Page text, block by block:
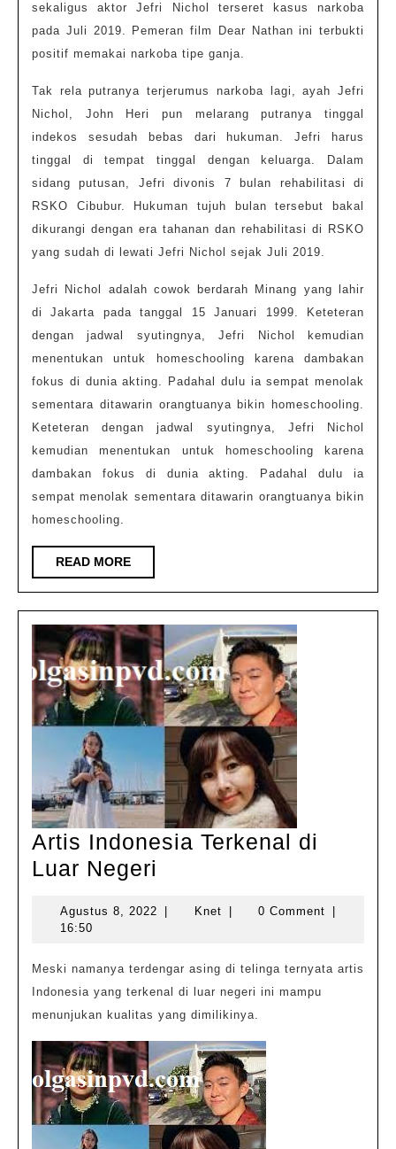
sekaligus aktor Jefri Nichol terseret kasus narkoba
pada Juli 2019. Pemeran film Dear Nathan ini terbukti
positif memakai narkoba tipe ganja.
Tak rela putranya terjerumus narkoba lagi, ayah Jefri
Nichol, John Heri pun melarang putranya tinggal
indekos sesudah bebas dari hukuman. Jefri harus
tinggal di tempat tinggal dengan keluarga. Dalam
sidang putusan, Jefri divonis 7 bulan rehabilitasi di
RSKO Cibubur. Hukuman tujuh bulan tersebut bakal
dikurangi dengan era tahanan dan rehabilitasi di RSKO
yang sudah di lewati Jefri Nichol sejak Juli 2019.
Jefri Nichol adalah cowok berdarah Minang yang lahir
di Jakarta pada tanggal 15 Januari 1999. Keteteran
dengan jadwal syutingnya, Jefri Nichol kemudian
menentukan untuk homeschooling karena dambakan
fokus di dunia akting. Padahal dulu ia sempat menolak
sementara ditawarin orangtuanya bikin homeschooling.
Keteteran dengan jadwal syutingnya, Jefri Nichol
kemudian menentukan untuk homeschooling karena
dambakan fokus di dunia akting. Padahal dulu ia
sempat menolak sementara ditawarin orangtuanya bikin
homeschooling.
READ MOREREAD
MORE
Artis Indonesia Terkenal di
Luar Negeri
Terkenal
Luar
Negeri
Agustus 8, 2022 AgustusKnetKnet 0 Comment
16:50
Meski namanya terdengar asing di telinga ternyata artis
Indonesia yang terkenal di luar negeri ini mampu
menunjukan kualitas yang dimilikinya.